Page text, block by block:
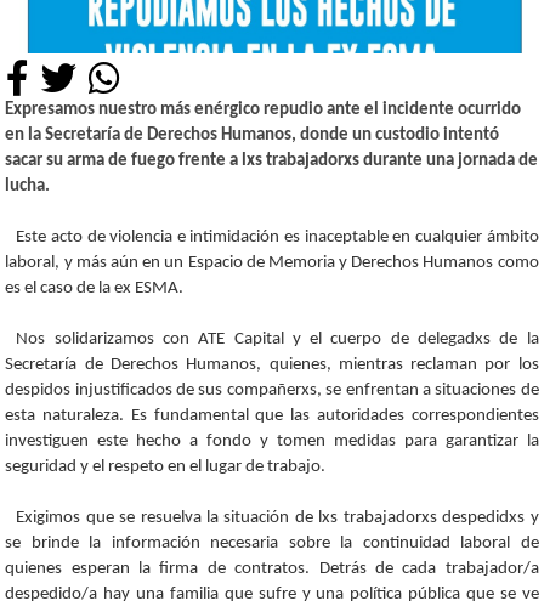
Expresamos nuestro más enérgico repudio ante el incidente ocurrido
en la Secretaría de Derechos Humanos, donde un custodio intentó
sacar su arma de fuego frente a lxs trabajadorxs durante una jornada de
lucha.
Este acto de violencia e intimidación es inaceptable en cualquier ámbito
laboral, y más aún en un Espacio de Memoria y Derechos Humanos como
es el caso de la ex ESMA.
Nos solidarizamos con ATE Capital y el cuerpo de delegadxs de la
Secretaría de Derechos Humanos, quienes, mientras reclaman por los
despidos injustificados de sus compañerxs, se enfrentan a situaciones de
esta naturaleza. Es fundamental que las autoridades correspondientes
investiguen este hecho a fondo y tomen medidas para garantizar la
seguridad y el respeto en el lugar de trabajo.
Exigimos que se resuelva la situación de lxs trabajadorxs despedidxs y
se brinde la información necesaria sobre la continuidad laboral de
quienes esperan la firma de contratos. Detrás de cada trabajador/a
despedido/a hay una familia que sufre y una política pública que se ve